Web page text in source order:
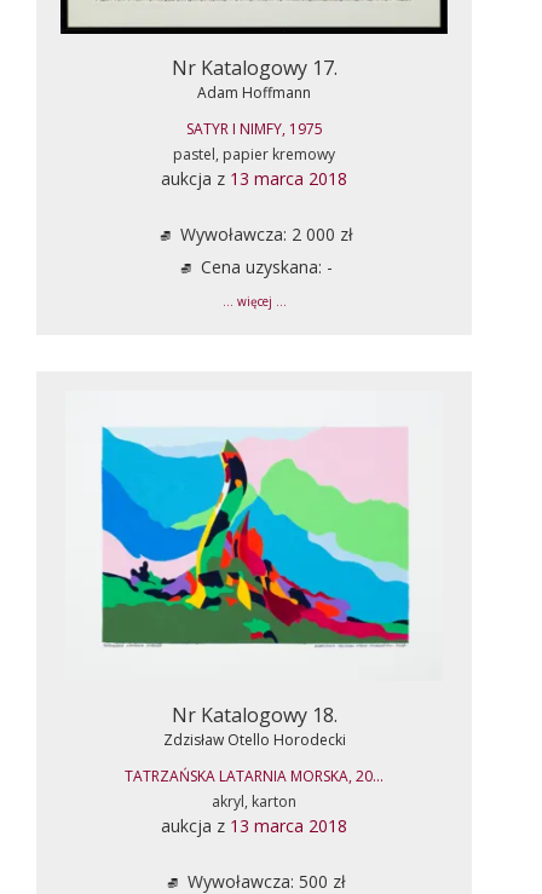
Nr Katalogowy 17.
Adam Hoffmann
SATYR I NIMFY, 1975
pastel, papier kremowy
aukcja z 13 marca 2018
Wywoławcza: 2 000 zł
Cena uzyskana: -
... więcej ...
Nr Katalogowy 18.
Zdzisław Otello Horodecki
TATRZAŃSKA LATARNIA MORSKA, 20...
akryl, karton
aukcja z 13 marca 2018
Wywoławcza: 500 zł